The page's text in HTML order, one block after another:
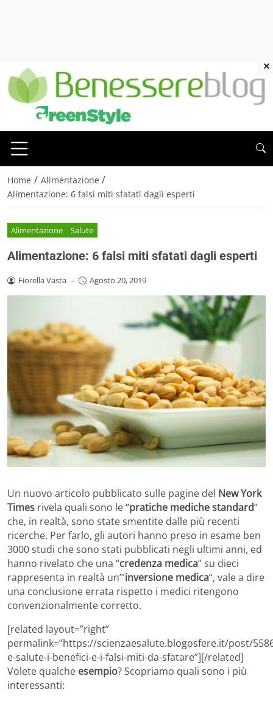
Home / Alimentazione /
Alimentazione: 6 falsi miti sfatati dagli esperti
Alimentazione Salute
Alimentazione: 6 falsi miti sfatati dagli esperti
Fiorella Vasta - Agosto 20, 2019
Un nuovo articolo pubblicato sulle pagine del New York
Times rivela quali sono le “pratiche mediche standard”
che, in realtà, sono state smentite dalle più recenti
ricerche. Per farlo, gli autori hanno preso in esame ben
3000 studi che sono stati pubblicati negli ultimi anni, ed
hanno rivelato che una “credenza medica” su dieci
rappresenta in realtà un’”inversione medica“, vale a dire
una conclusione errata rispetto i medici ritengono
convenzionalmente corretto.
[related layout=”right”
permalink=”https://scienzaesalute.blogosfere.it/post/
e-salute-i-benefici-e-i-falsi-miti-da-sfatare”][/related]
Volete qualche esempio? Scopriamo quali sono i più
interessanti:
×